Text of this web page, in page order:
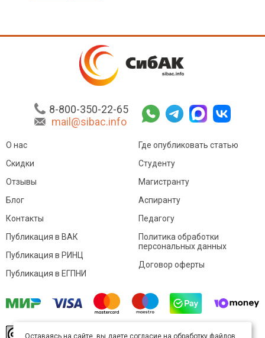
8-800-350-22-65
mail@sibac.info
О нас
Скидки
Отзывы
Блог
Контакты
Где опубликовать статью
Студенту
Магистранту
Аспиранту
Педагогу
Публикация в ВАК
Публикация в РИНЦ
Публикация в ЕГПНИ
Политика обработки
персональных данных
Договор оферты
Оставаясь на сайте, вы даете согласие на обработку файлов